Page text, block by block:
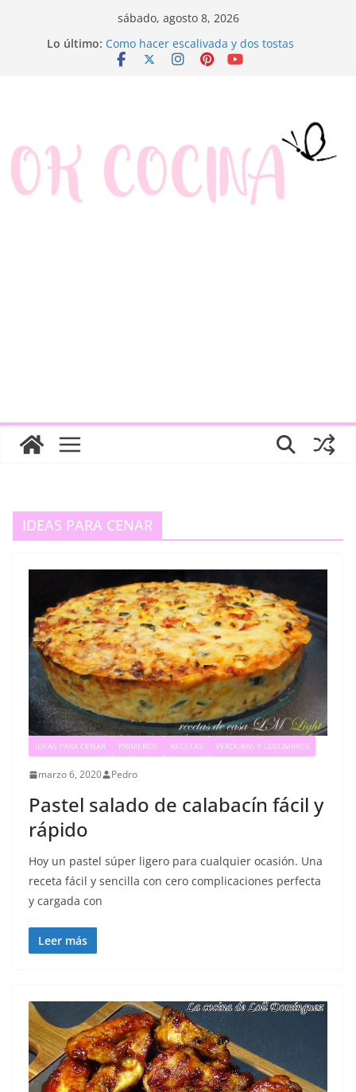
sábado, agosto 8, 2026
Lo último: Como hacer escalivada y dos tostas
Trenza de hojaldre con jamón y queso
IDEAS PARA CENAR
IDEAS PARA CENAR PRIMEROS RECETAS VERDURAS Y LEGUMBRES
marzo 6, 2020 Pedro
Pastel salado de calabacín fácil y
rápido
Hoy un pastel súper ligero para cualquier ocasión. Una
receta fácil y sencilla con cero complicaciones perfecta
y cargada con
Leer más